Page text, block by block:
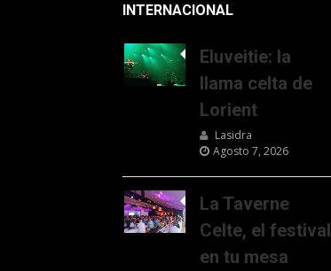
INTERNACIONAL
Eluveitie: la
llama celta de
Lorient
Lasidra
Agosto 7, 2026
La Taverne
Celte, el festival
en tu mesa